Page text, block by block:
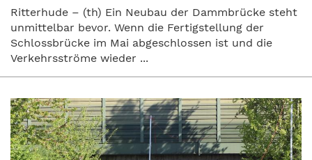
Ritterhude – (th) Ein Neubau der Dammbrücke steht
unmittelbar bevor. Wenn die Fertigstellung der
Schlossbrücke im Mai abgeschlossen ist und die
Verkehrsströme wieder ...